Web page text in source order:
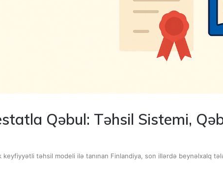
Qəbul: Təhsil Sistemi,
keyfiyyətli təhsil modeli ilə tanınan Finlandiya, son illərdə beynəlxalq